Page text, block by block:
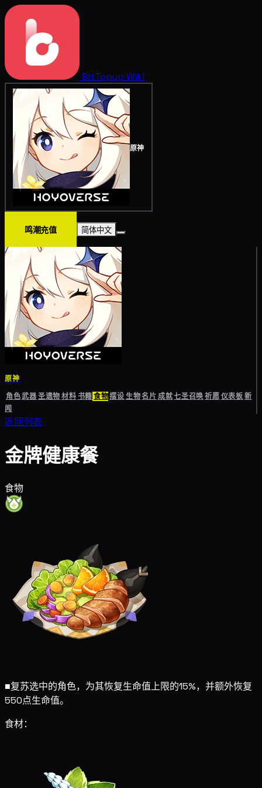
BitTopup Wiki
原神
鸣潮充值 简体中文
原神
角色武器圣遗物材料书籍食物摆设生物名片成就七圣召唤祈愿仪表板新
闻
返回列表
金牌健康餐
食物
■复苏选中的角色，为其恢复生命值上限的15%，并额外恢复
550点生命值。
食材：